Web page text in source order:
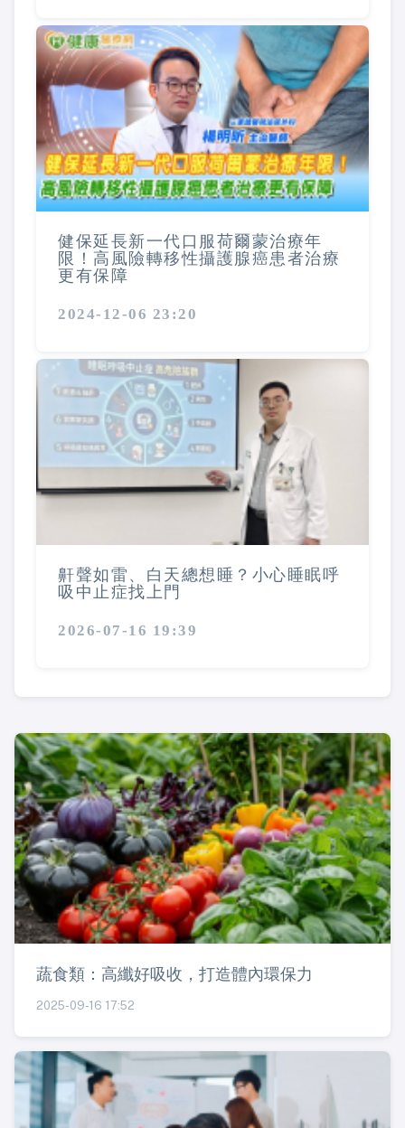
健保延長新一代口服荷爾蒙治療年
限！高風險轉移性攝護腺癌患者治療
更有保障
2024-12-06 23:20
鼾聲如雷、白天總想睡？小心睡眠呼
吸中止症找上門
2026-07-16 19:39
蔬食類：高纖好吸收，打造體內環保力
2025-09-16 17:52